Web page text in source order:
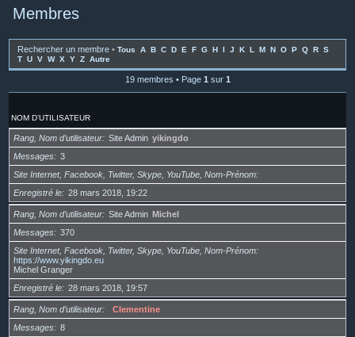
Membres
Rechercher un membre • Tous A B C D E F G H I J K L M N O P Q R S
T U V W X Y Z Autre
19 membres • Page 1 sur 1
NOM D’UTILISATEUR
Rang, Nom d’utilisateur Site Admin yikingdo
Messages
3
Site Internet, Facebook, Twitter, Skype, YouTube, Nom-Prénom
Enregistré le
28 mars 2018, 19:22
Rang, Nom d’utilisateur Site Admin Michel
Messages
370
Site Internet, Facebook, Twitter, Skype, YouTube, Nom-Prénom
https://www.yikingdo.eu
Michel Granger
Enregistré le
28 mars 2018, 19:57
Rang, Nom d’utilisateur
Clementine
Messages
8